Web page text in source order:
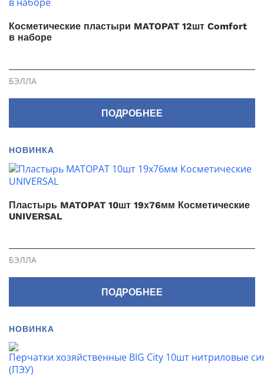
Косметические пластыри MATOPAT 12шт Comfort
в наборе
БЭЛЛА
ПОДРОБНЕЕ
НОВИНКА
Пластырь MATOPAT 10шт 19х76мм Косметические
UNIVERSAL
БЭЛЛА
ПОДРОБНЕЕ
НОВИНКА